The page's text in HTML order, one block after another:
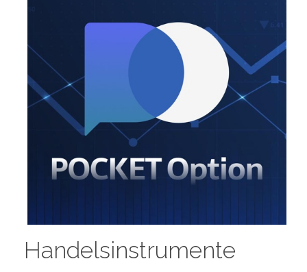
Handelsinstrumente